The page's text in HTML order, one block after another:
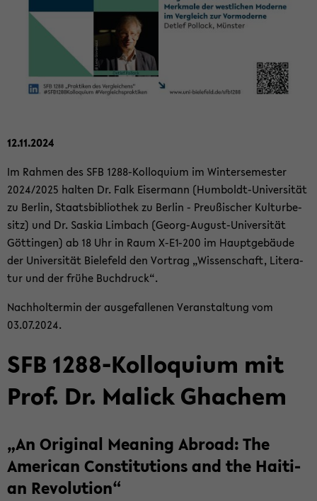
12.11.2024
Im Rah­men des SFB 1288-​Kolloquium im Win­ter­se­mes­ter
2024/2025 hal­ten Dr. Falk Eis­er­mann (Humboldt-​Universität
zu Ber­lin, Staats­bi­blio­thek zu Ber­lin - Preu­ßi­scher Kul­tur­be­
sitz) und Dr. Sas­kia Lim­bach (Georg-​August-Universität
Göt­tin­gen) ab 18 Uhr in Raum X-​E1-200 im Haupt­ge­bäu­de
der Uni­ver­si­tät Bie­le­feld den Vor­trag „Wis­sen­schaft, Li­te­ra­
tur und der frühe Buch­druck“.
Nach­hol­ter­min der aus­ge­fal­le­nen Ver­an­stal­tung vom
03.07.2024.
SFB 1288-​Kolloquium mit
Prof. Dr. Malick Gha­chem
„An Ori­gi­nal Me­a­ning Ab­road: The
Ame­ri­can Con­sti­tu­ti­ons and the Hai­ti­
an Re­vo­lu­ti­on“